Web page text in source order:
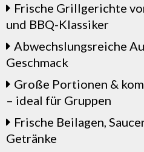
Frische Grillgerichte
und BBQ-Klassiker
Abwechslungsreiche
Geschmack
Große Portionen &
– ideal für Gruppen
Frische Beilagen,
Getränke